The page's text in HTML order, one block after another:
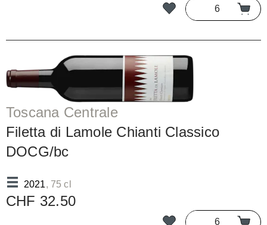
Toscana Centrale
Filetta di Lamole Chianti Classico
DOCG/bc
2021, 75 cl
CHF 32.50